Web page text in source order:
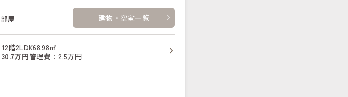
部屋 建物・空室一覧
12階2LDK68.98㎡
30.7万円管理費：2.5万円